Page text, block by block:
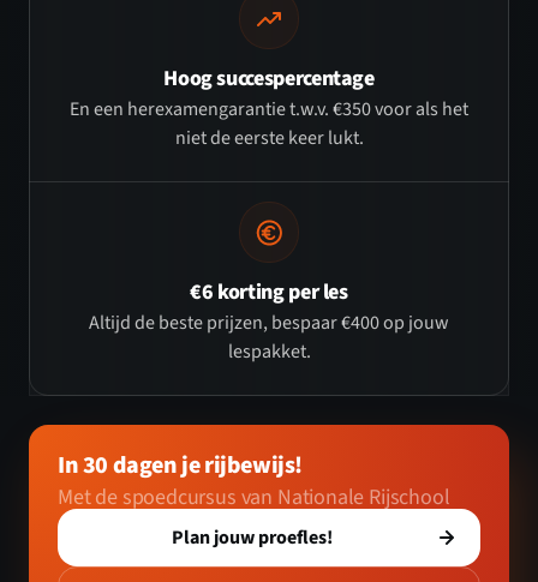
Hoog succespercentage
En een herexamengarantie t.w.v. €350 voor als het
niet de eerste keer lukt.
€6 korting per les
Altijd de beste prijzen, bespaar €400 op jouw
lespakket.
In 30 dagen je rijbewijs!
Met de spoedcursus van Nationale Rijschool
Plan jouw proefles!